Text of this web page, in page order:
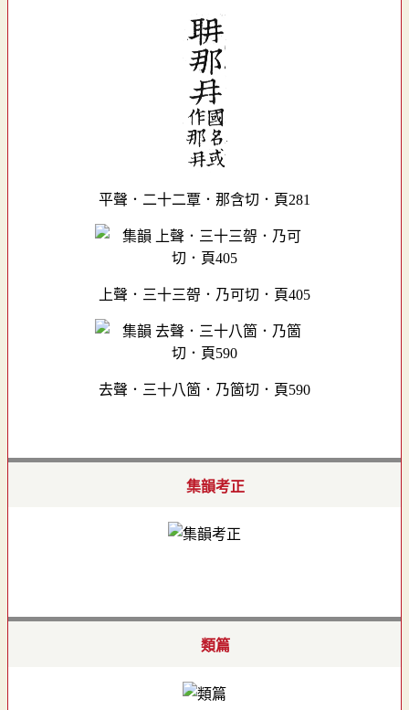
平聲．二十二覃．那含切．頁281
上聲．三十三哿．乃可切．頁405
去聲．三十八箇．乃箇切．頁590
集韻考正
類篇